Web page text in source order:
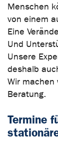
Menschen
von einem
Eine
Und
Unsere
deshalb
Wir machen
Beratung.
Termine